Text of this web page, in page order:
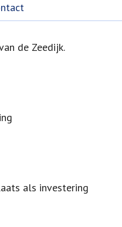
de Zeedijk.
als investering